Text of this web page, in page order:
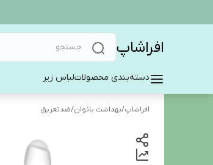
افراشاپ
دسته‌بندی محصولاتلباس زیر
افراشاپ/بهداشت بانوان/ضدتعریق